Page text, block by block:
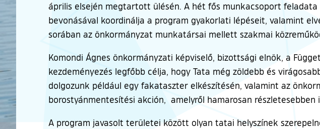
április elsején megtartott ülésén. A hét fős munkacsoport
bevonásával koordinálja a program gyakorlati lépéseit, valamint
sorában az önkormányzat munkatársai mellett szakmai
Komondi Ágnes önkormányzati képviselő, bizottsági elnök, a
kezdeményezés legfőbb célja, hogy Tata még zöldebb és
dolgozunk például egy fakataszter elkészítésén, valamint az
borostyánmentesítési akción, amelyről hamarosan részletesebben
A program javasolt területei között olyan tatai helyszínek